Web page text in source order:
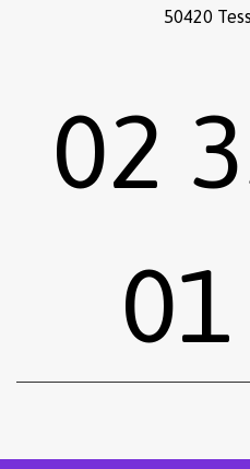
50420
02